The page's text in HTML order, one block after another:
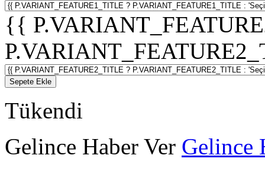
{{
Sepete Ekle
Tükendi
Gelince Haber Ver Gelince